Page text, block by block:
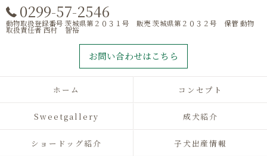
0299-57-2546
動物取扱登録番号 茨城県第２０３１号 販売 茨城県第２０３２号 保管 動物
取扱責任者 西村 智裕
お問い合わせはこちら
ホーム コンセプト
Sweetgallery 成犬紹介
ショードッグ紹介 子犬出産情報